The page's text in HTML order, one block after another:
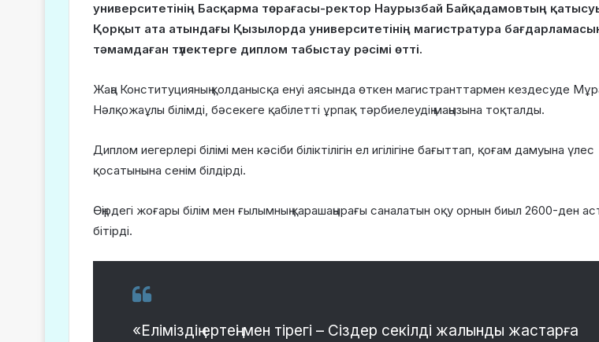
университетінің Басқарма төрағасы-ректор Наурызбай Байқадамовтың
Қорқыт ата атындағы Қызылорда университетінің магистратура
тәмамдаған түлектерге диплом табыстау рәсімі өтті.
Жаңа Конституцияның қолданысқа енуі аясында өткен магистранттармен кездесуде
Нәлқожаұлы білімді, бәсекеге қабілетті ұрпақ тәрбиелеудің маңызына тоқталды.
Диплом иегерлері білімі мен кәсіби біліктілігін ел игілігіне бағыттап, қоғам дамуына үлес
қосатынына сенім білдірді.
Өңірдегі жоғары білім мен ғылымның қарашаңырағы саналатын оқу орнын биыл 2600-ден
бітірді.
«Еліміздің ертеңі мен тірегі – Сіздер секілді жалынды жастарға